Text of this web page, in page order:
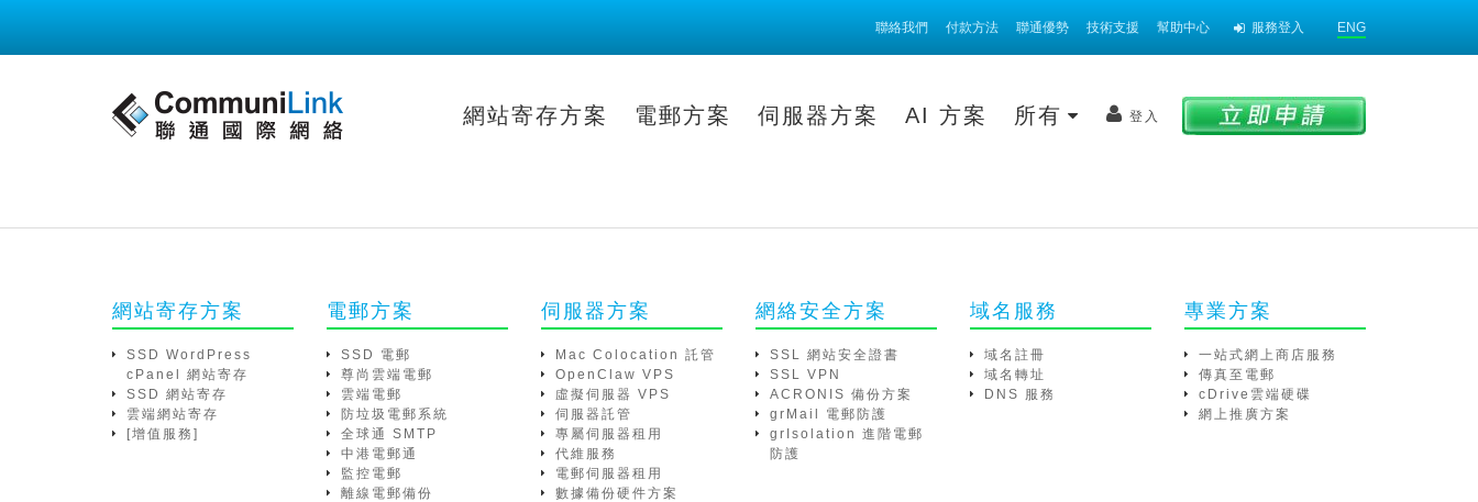
聯絡我們 付款方法 聯通優勢 技術支援 幫助中心 服務登入 ENG
網站寄存方案 電郵方案 伺服器方案 AI 方案 所有 登入
網站寄存方案
SSD WordPress
cPanel 網站寄存
SSD 網站寄存
雲端網站寄存
[增值服務]
電郵方案
SSD 電郵
尊尚雲端電郵
雲端電郵
防垃圾電郵系統
全球通 SMTP
中港電郵通
監控電郵
離線電郵備份
伺服器方案
Mac Colocation 託管
OpenClaw VPS
虛擬伺服器 VPS
伺服器託管
專屬伺服器租用
代維服務
電郵伺服器租用
數據備份硬件方案
網絡安全方案
SSL 網站安全證書
SSL VPN
ACRONIS 備份方案
grMail 電郵防護
grIsolation 進階電郵
防護
域名服務
域名註冊
域名轉址
DNS 服務
專業方案
一站式網上商店服務
傳真至電郵
cDrive雲端硬碟
網上推廣方案